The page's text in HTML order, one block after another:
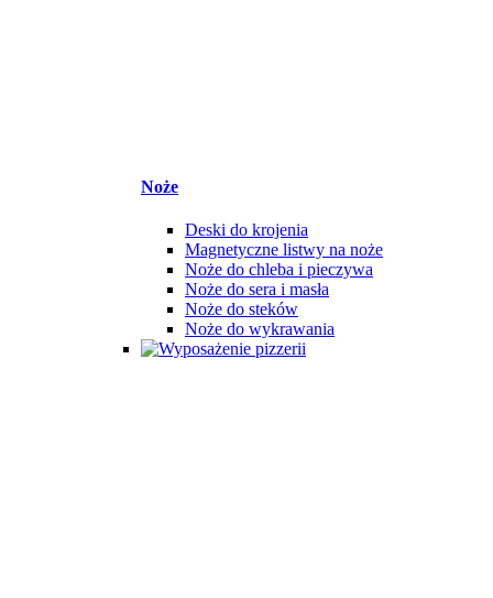
Noże
Deski do krojenia
Magnetyczne listwy na noże
Noże do chleba i pieczywa
Noże do sera i masła
Noże do steków
Noże do wykrawania